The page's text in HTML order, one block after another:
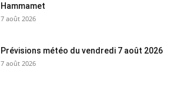
Hammamet
7 août 2026
Prévisions météo du vendredi 7 août 2026
7 août 2026